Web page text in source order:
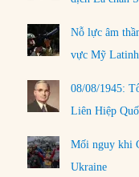
Nỗ lực âm
vực Mỹ Latinh
08/08/1945:
Liên Hiệp
Mối nguy khi
Ukraine